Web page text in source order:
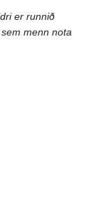
er runnið
menn nota